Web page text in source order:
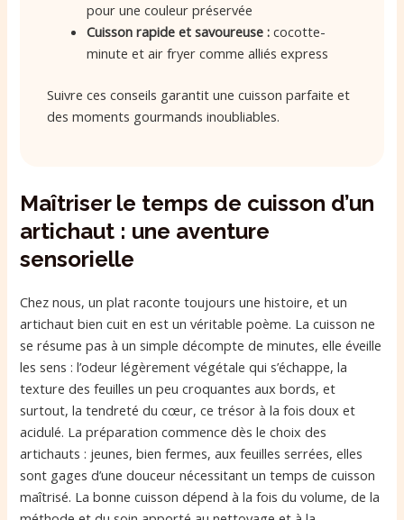
pour une couleur préservée
Cuisson rapide et savoureuse : cocotte-
minute et air fryer comme alliés express
Suivre ces conseils garantit une cuisson parfaite et
des moments gourmands inoubliables.
Maîtriser le temps de cuisson d’un
artichaut : une aventure
sensorielle
Chez nous, un plat raconte toujours une histoire, et un
artichaut bien cuit en est un véritable poème. La cuisson ne
se résume pas à un simple décompte de minutes, elle éveille
les sens : l’odeur légèrement végétale qui s’échappe, la
texture des feuilles un peu croquantes aux bords, et
surtout, la tendreté du cœur, ce trésor à la fois doux et
acidulé. La préparation commence dès le choix des
artichauts : jeunes, bien fermes, aux feuilles serrées, elles
sont gages d’une douceur nécessitant un temps de cuisson
maîtrisé. La bonne cuisson dépend à la fois du volume, de la